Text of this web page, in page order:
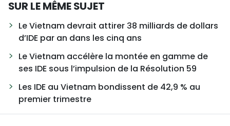
SUR LE MÊME SUJET
Le Vietnam devrait attirer 38 milliards de dollars
d’IDE par an dans les cinq ans
Le Vietnam accélère la montée en gamme de
ses IDE sous l’impulsion de la Résolution 59
Les IDE au Vietnam bondissent de 42,9 % au
premier trimestre